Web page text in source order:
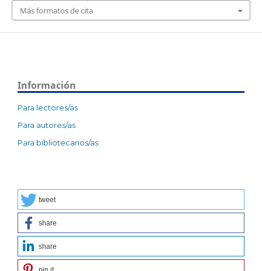
Más formatos de cita
Información
Para lectores/as
Para autores/as
Para bibliotecarios/as
tweet
share
share